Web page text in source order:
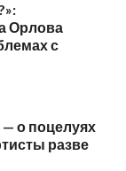
Орлова
с
о поцелуях
разве